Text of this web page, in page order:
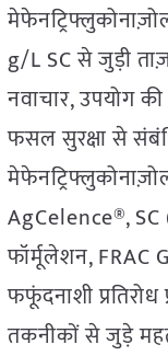
g/L SC से जुड़ी
नवाचार, उपयोग
फसल सुरक्षा से
AgCelence®,
फॉर्मूलेशन, FRAC
फफूंदनाशी
तकनीकों से जुड़े